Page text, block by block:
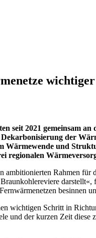
seit 2021 gemeinsam
der
Wärmewende und
regionalen
ambitionierten Rahmen
besinnen
wichtigen Schritt in
und der kurzen Zeit